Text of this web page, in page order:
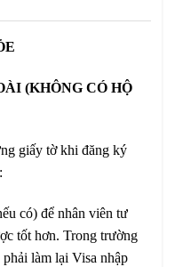
(KHÔNG CÓ HỘ
giấy tờ khi đăng ký
có) để nhân viên tư
tốt hơn. Trong trường
làm lại Visa nhập